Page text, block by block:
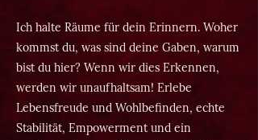
Ich halte Räume für dein Erinnern. Woher
kommst du, was sind deine Gaben, warum
bist du hier? Wenn wir dies Erkennen,
werden wir unaufhaltsam! Erlebe
Lebensfreude und Wohlbefinden, echte
Stabilität, Empowerment und ein